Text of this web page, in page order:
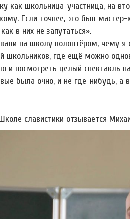
как школьница-участница, на
Если точнее, это был мастер-
в них не запутаться».
на школу волонтёром, чему
школьников, где ещё можно
и посмотреть целый спектакль
была очно, и не где-нибудь,
славистики отзывается